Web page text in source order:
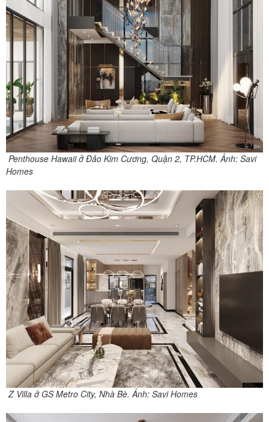
Penthouse Hawaii ở Đảo Kim Cương, Quận 2, TP.HCM. Ảnh: Savi
Homes
Z Villa ở GS Metro City, Nhà Bè. Ảnh: Savi Homes